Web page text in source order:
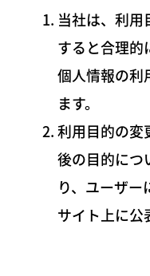
当社は、利用
すると合理的
個人情報の利
ます。
利用目的の変
後の目的につ
り、ユーザ
サイト上に公